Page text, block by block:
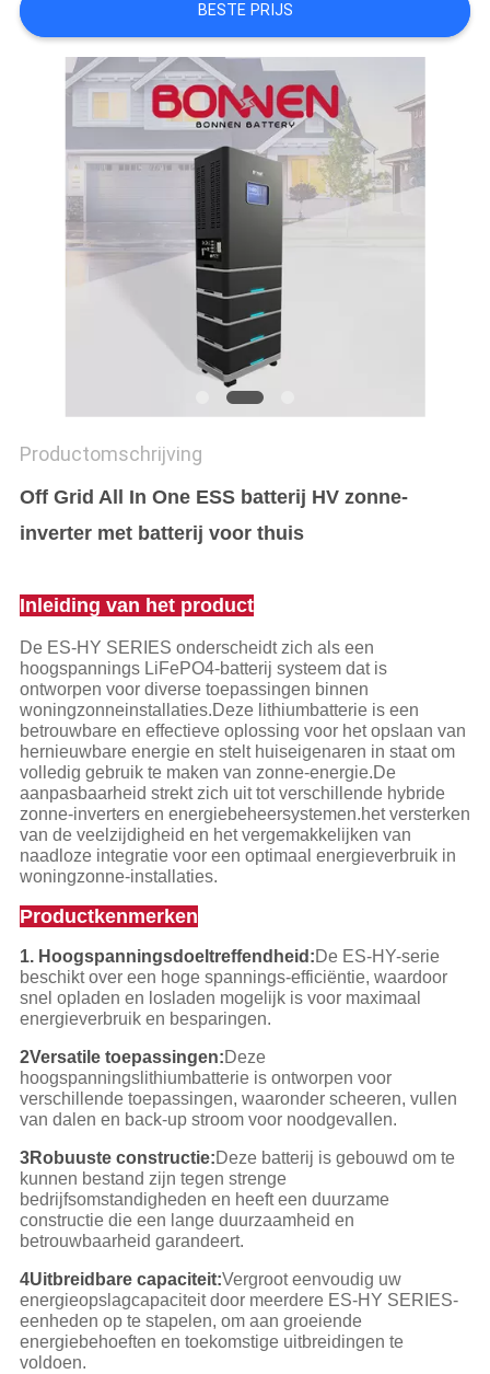
BESTE PRIJS
Productomschrijving
Off Grid All In One ESS batterij HV zonne-
inverter met batterij voor thuis
Inleiding van het product
De ES-HY SERIES onderscheidt zich als een
hoogspannings LiFePO4-batterij systeem dat is
ontworpen voor diverse toepassingen binnen
woningzonneinstallaties.Deze lithiumbatterie is een
betrouwbare en effectieve oplossing voor het opslaan van
hernieuwbare energie en stelt huiseigenaren in staat om
volledig gebruik te maken van zonne-energie.De
aanpasbaarheid strekt zich uit tot verschillende hybride
zonne-inverters en energiebeheersystemen.het versterken
van de veelzijdigheid en het vergemakkelijken van
naadloze integratie voor een optimaal energieverbruik in
woningzonne-installaties.
Productkenmerken
1. Hoogspanningsdoeltreffendheid:De ES-HY-serie
beschikt over een hoge spannings-efficiëntie, waardoor
snel opladen en losladen mogelijk is voor maximaal
energieverbruik en besparingen.
2Versatile toepassingen:Deze
hoogspanningslithiumbatterie is ontworpen voor
verschillende toepassingen, waaronder scheeren, vullen
van dalen en back-up stroom voor noodgevallen.
3Robuuste constructie:Deze batterij is gebouwd om te
kunnen bestand zijn tegen strenge
bedrijfsomstandigheden en heeft een duurzame
constructie die een lange duurzaamheid en
betrouwbaarheid garandeert.
4Uitbreidbare capaciteit:Vergroot eenvoudig uw
energieopslagcapaciteit door meerdere ES-HY SERIES-
eenheden op te stapelen, om aan groeiende
energiebehoeften en toekomstige uitbreidingen te
voldoen.